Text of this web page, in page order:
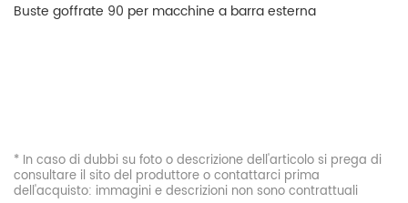
Buste goffrate 90 per macchine a barra esterna
* In caso di dubbi su foto o descrizione dell'articolo si prega di
consultare il sito del produttore o contattarci prima
dell'acquisto: immagini e descrizioni non sono contrattuali